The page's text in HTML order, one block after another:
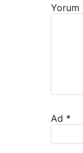
Yorum
Ad *